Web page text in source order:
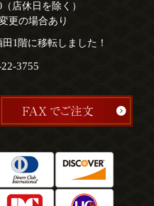
店休日を除く）
更の場合あり
1階に移転しました！
3755